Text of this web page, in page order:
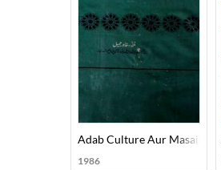
मज़ामीन" और "जानवरिस्तान"
जमील जालिबी एक बहुआयामी
साहित्यिक इतिहास लेखन को
निधन: 18 अप्रैल 2019 को
Adab Culture Aur Masail
1986